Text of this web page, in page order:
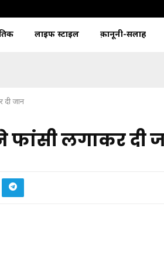
लाइफ स्टाइल क़ानूनी-सलाह
दी जान
फांसी लगाकर दी